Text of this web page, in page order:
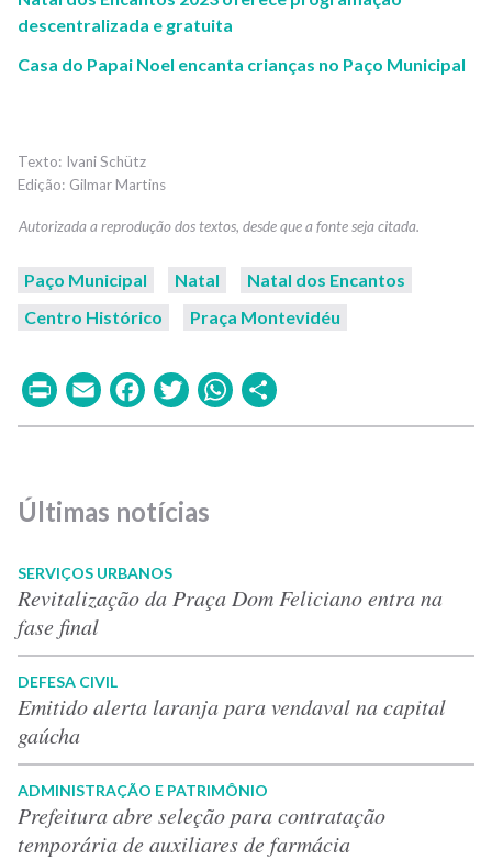
descentralizada e gratuita
Casa do Papai Noel encanta crianças no Paço Municipal
Ivani Schütz
Gilmar Martins
Paço Municipal Natal
Natal dos Encantos
Centro Histórico
Praça Montevidéu
PrintEmailFacebook
TwitterWhatsApp
Últimas notícias
SERVIÇOS URBANOS
Revitalização da Praça Dom Feliciano entra na
fase final
DEFESA CIVIL
Emitido alerta laranja para vendaval na capital
gaúcha
ADMINISTRAÇÃO E PATRIMÔNIO
Prefeitura abre seleção para contratação
temporária de auxiliares de farmácia